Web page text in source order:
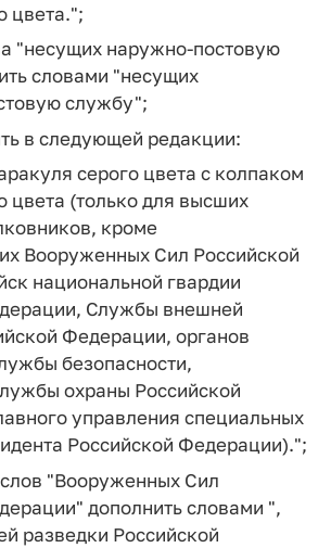
цвета.";
"несущих наружно-постовую
словами "несущих
службу";
в следующей редакции:
серого цвета с колпаком
цвета (только для высших
кроме
Вооруженных Сил Российской
национальной гвардии
Службы внешней
Федерации, органов
безопасности,
охраны Российской
управления специальных
Российской Федерации).";
"Вооруженных Сил
дополнить словами ",
разведки Российской